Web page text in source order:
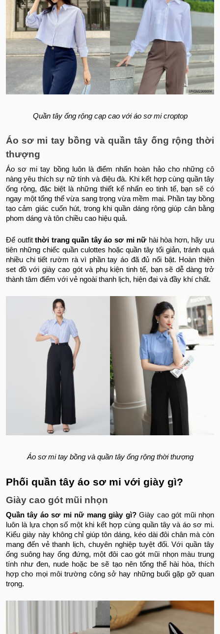
Quần tây ống rộng cạp cao với áo sơ mi croptop
Áo sơ mi tay bồng và quần tây ống rộng thời
thượng
Áo sơ mi tay bồng luôn là điểm nhấn hoàn hảo cho những cô
nàng yêu thích sự nữ tính và điệu đà. Khi kết hợp cùng quần tây
ống rộng, đặc biệt là những thiết kế nhấn eo tinh tế, bạn sẽ có
ngay một tổng thể vừa sang trọng vừa mềm mại. Phần tay bồng
tạo cảm giác cuốn hút, trong khi quần dáng rộng giúp cân bằng
phom dáng và tôn chiều cao hiệu quả.
Để outfitthời trang quần tây áo sơ mi nữ hài hòa hơn, hãy ưu
tiên những chiếc quần culottes hoặc quần tây tối giản, tránh quá
nhiều chi tiết rườm rà vì phần tay áo đã đủ nổi bật. Hoàn thiện
set đồ với giày cao gót và phụ kiện tinh tế, bạn sẽ dễ dàng trở
thành tâm điểm với vẻ ngoài thanh lịch, hiện đại và đầy khí chất.
Áo sơ mi tay bồng và quần tây ống rộng thời thượng
Phối quần tây áo sơ mi với giày gì?
Giày cao gót mũi nhọn
Quần tây áo sơ mi nữ mang giày gì?Giày cao gót mũi nhọn
luôn là lựa chọn số một khi kết hợp cùng quần tây và áo sơ mi.
Kiểu giày này không chỉ giúp tôn dáng, kéo dài đôi chân mà còn
mang đến vẻ thanh lịch, chuyên nghiệp tuyệt đối. Với quần tây
ống suông hay ống đứng, một đôi cao gót mũi nhọn màu trung
tính như đen, nude hoặc be sẽ tạo nên tổng thể hài hòa, thích
hợp cho mọi môi trường công sở hay những buổi gặp gỡ quan
trọng.